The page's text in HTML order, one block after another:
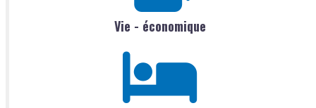
Vie - économique